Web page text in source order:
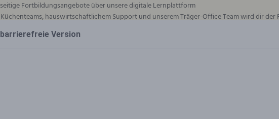
barrierefreie Version